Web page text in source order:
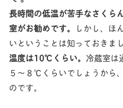
長時間の低温が苦手なさくら
室がお勧めです。
しかし、ほ
いということは知っておきまし
温度は10℃くらい。 冷蔵室は
５〜８℃くらいでしょうから
のです。